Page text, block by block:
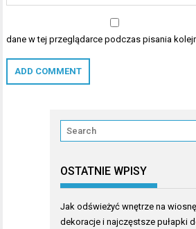
dane w tej przeglądarce podczas pisania
OSTATNIE WPISY
Jak odświeżyć wnętrze na
dekoracje i najczęstsze pułapki